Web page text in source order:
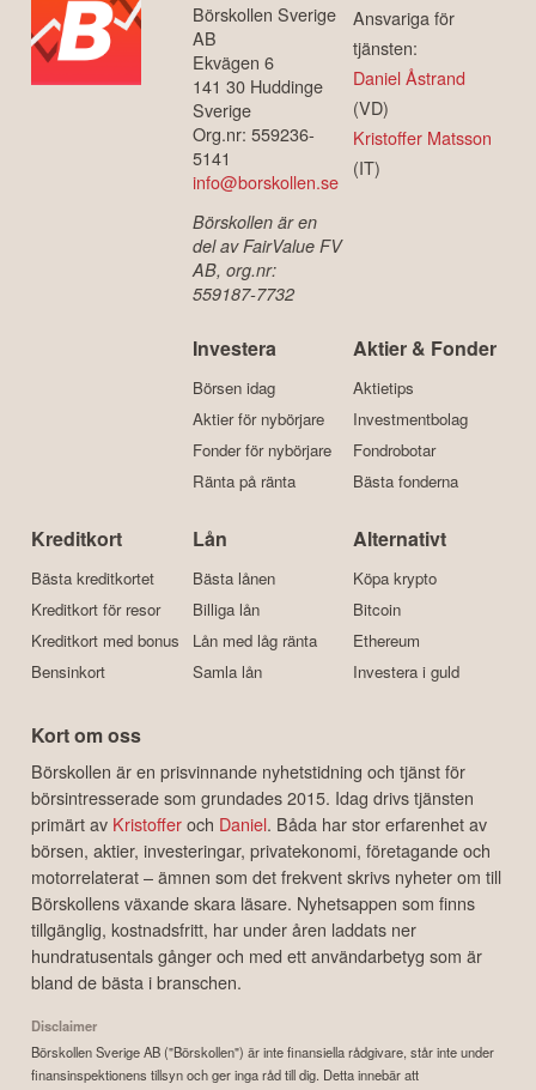
Börskollen Sverige
AB
Ekvägen 6
141 30 Huddinge
Sverige
Org.nr: 559236-
5141
info@borskollen.se
Börskollen är en
del av FairValue FV
AB, org.nr:
559187-7732
Ansvariga för
tjänsten:
Daniel Åstrand
(VD)
Kristoffer Matsson
(IT)
Investera
Börsen idag
Aktier för nybörjare
Fonder för nybörjare
Ränta på ränta
Aktier & Fonder
Aktietips
Investmentbolag
Fondrobotar
Bästa fonderna
Kreditkort
Bästa kreditkortet
Kreditkort för resor
Kreditkort med bonus
Bensinkort
Lån
Bästa lånen
Billiga lån
Lån med låg ränta
Samla lån
Alternativt
Köpa krypto
Bitcoin
Ethereum
Investera i guld
Kort om oss
Börskollen är en prisvinnande nyhetstidning och tjänst för
börsintresserade som grundades 2015. Idag drivs tjänsten
primärt av Kristofferoch Daniel. Båda har stor erfarenhet av
börsen, aktier, investeringar, privatekonomi, företagande och
motorrelaterat – ämnen som det frekvent skrivs nyheter om till
Börskollens växande skara läsare. Nyhetsappen som finns
tillgänglig, kostnadsfritt, har under åren laddats ner
hundratusentals gånger och med ett användarbetyg som är
bland de bästa i branschen.
Disclaimer
Börskollen Sverige AB ("Börskollen") är inte finansiella rådgivare, står inte under
finansinspektionens tillsyn och ger inga råd till dig. Detta innebär att